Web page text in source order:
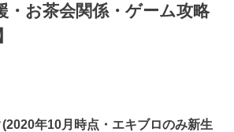
・お茶会関係・ゲーム攻略
(2020年10月時点・エキブロのみ新生